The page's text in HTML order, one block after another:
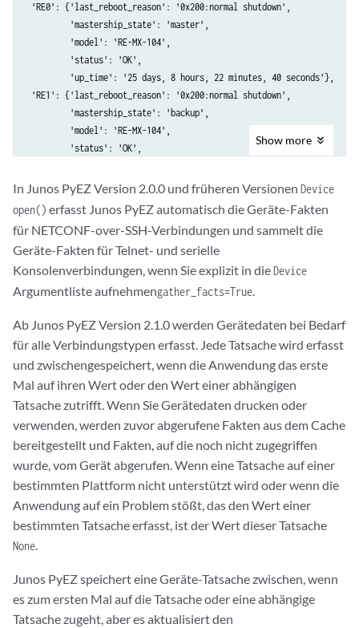
'RE0': {'last_reboot_reason': '0x200:normal shutdown',
         'mastership_state': 'master',
         'model': 'RE-MX-104',
         'status': 'OK',
         'up_time': '25 days, 8 hours, 22 minutes, 40 seconds'},
'RE1': {'last_reboot_reason': '0x200:normal shutdown',
         'mastership_state': 'backup',
         'model': 'RE-MX-104',
         'status': 'OK',
...
Show more
In Junos PyEZ Version 2.0.0 und früheren Versionen Device
open() erfasst Junos PyEZ automatisch die Geräte-Fakten
für NETCONF-over-SSH-Verbindungen und sammelt die
Geräte-Fakten für Telnet- und serielle
Konsolenverbindungen, wenn Sie explizit in dieDevice
Argumentliste aufnehmengather_facts=True.
Ab Junos PyEZ Version 2.1.0 werden Gerätedaten bei Bedarf
für alle Verbindungstypen erfasst. Jede Tatsache wird erfasst
und zwischengespeichert, wenn die Anwendung das erste
Mal auf ihren Wert oder den Wert einer abhängigen
Tatsache zutrifft. Wenn Sie Gerätedaten drucken oder
verwenden, werden zuvor abgerufene Fakten aus dem Cache
bereitgestellt und Fakten, auf die noch nicht zugegriffen
wurde, vom Gerät abgerufen. Wenn eine Tatsache auf einer
bestimmten Plattform nicht unterstützt wird oder wenn die
Anwendung auf ein Problem stößt, das den Wert einer
bestimmten Tatsache erfasst, ist der Wert dieser Tatsache
None.
Junos PyEZ speichert eine Geräte-Tatsache zwischen, wenn
es zum ersten Mal auf die Tatsache oder eine abhängige
Tatsache zugeht, aber es aktualisiert den